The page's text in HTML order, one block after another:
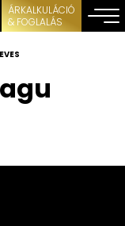
ÁRKALKULÁCIÓ
& FOGLALÁS